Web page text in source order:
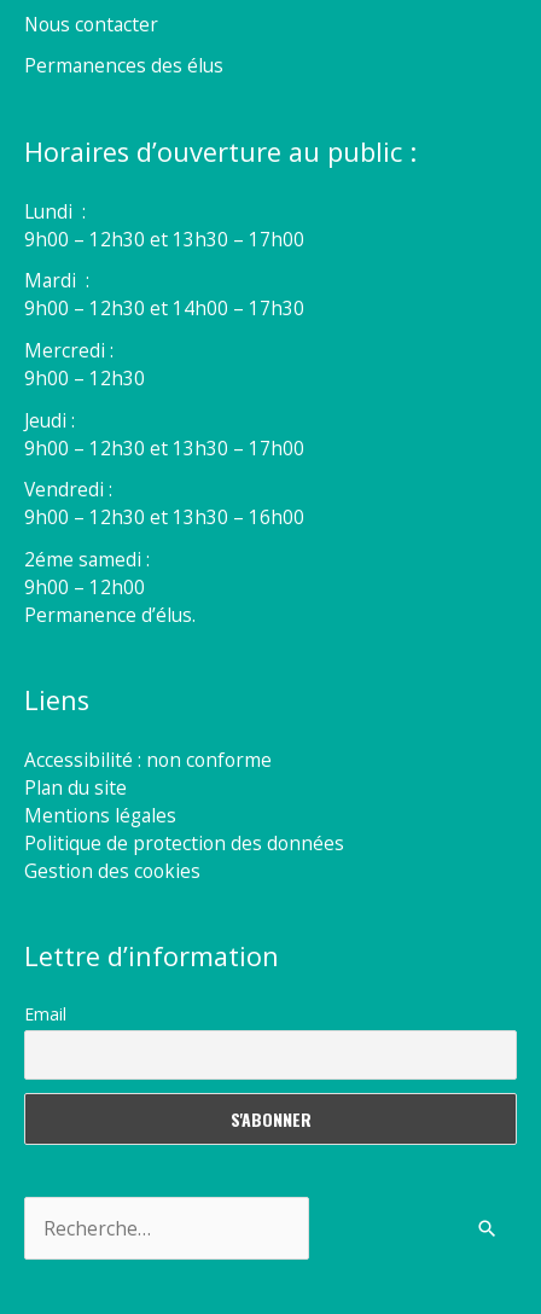
Nous contacter
Permanences des élus
Horaires d’ouverture au public :
Lundi :
9h00 – 12h30 et 13h30 – 17h00
Mardi :
9h00 – 12h30 et 14h00 – 17h30
Mercredi :
9h00 – 12h30
Jeudi :
9h00 – 12h30 et 13h30 – 17h00
Vendredi :
9h00 – 12h30 et 13h30 – 16h00
2éme samedi :
9h00 – 12h00
Permanence d’élus.
Liens
Accessibilité : non conforme
Plan du site
Mentions légales
Politique de protection des données
Gestion des cookies
Lettre d’information
Email